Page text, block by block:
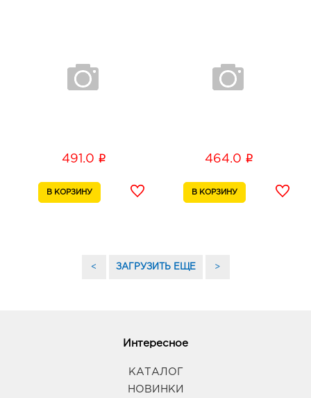
491.0 i 464.0 i
< ЗАГРУЗИТЬ ЕЩЕ >
Интересное
КАТАЛОГ
НОВИНКИ